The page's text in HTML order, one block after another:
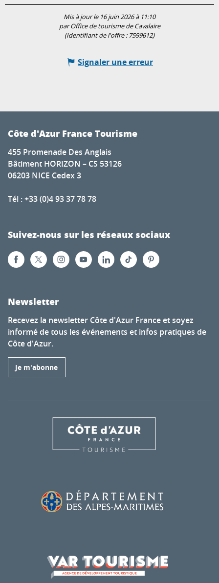
Mis à jour le 16 juin 2026 à 11:10
par Office de tourisme de Cavalaire
(Identifiant de l'offre : 7599612)
Signaler une erreur
Côte d'Azur France Tourisme
455 Promenade Des Anglais
Bâtiment HORIZON – CS 53126
06203 NICE Cedex 3
Tél : +33 (0)4 93 37 78 78
Suivez-nous sur les réseaux sociaux
Newsletter
Recevez la newsletter Côte d'Azur France et soyez
informé de tous les événements et infos pratiques de
Côte d'Azur.
Je m'abonne